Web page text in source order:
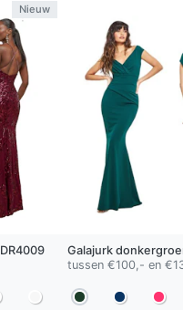
Nieuw
DR4009
Galajurk
tussen €100,- en